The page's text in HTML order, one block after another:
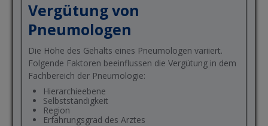
Vergütung von
Pneumologen
Die Höhe des Gehalts eines Pneumologen variiert.
Folgende Faktoren beeinflussen die Vergütung in dem
Fachbereich der Pneumologie:
Hierarchieebene
Selbstständigkeit
Region
Erfahrungsgrad des Arztes